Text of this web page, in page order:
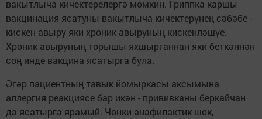
вакытлыча кичектерелергә мөмкин. Гриппка каршы
вакцинация ясатуны вакытлыча кичектерүнең сәбәбе -
кискен авыру яки хроник авыруның кискенләшүе.
Хроник авыруның торышы яхшырганнан яки беткәннән
соң инде вакцина ясатырга була.
Әгәр пациентның тавык йомыркасы аксымына
аллергия реакциясе бар икән - прививканы беркайчан
да ясатырга ярамый. Чөнки анафилактик шок,